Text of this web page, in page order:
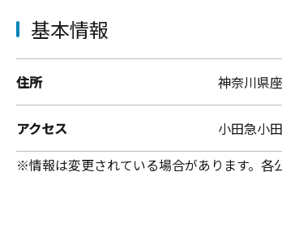
基本情報
住所 神奈川県
アクセス
小田急小
※情報は変更されている場合があります。各